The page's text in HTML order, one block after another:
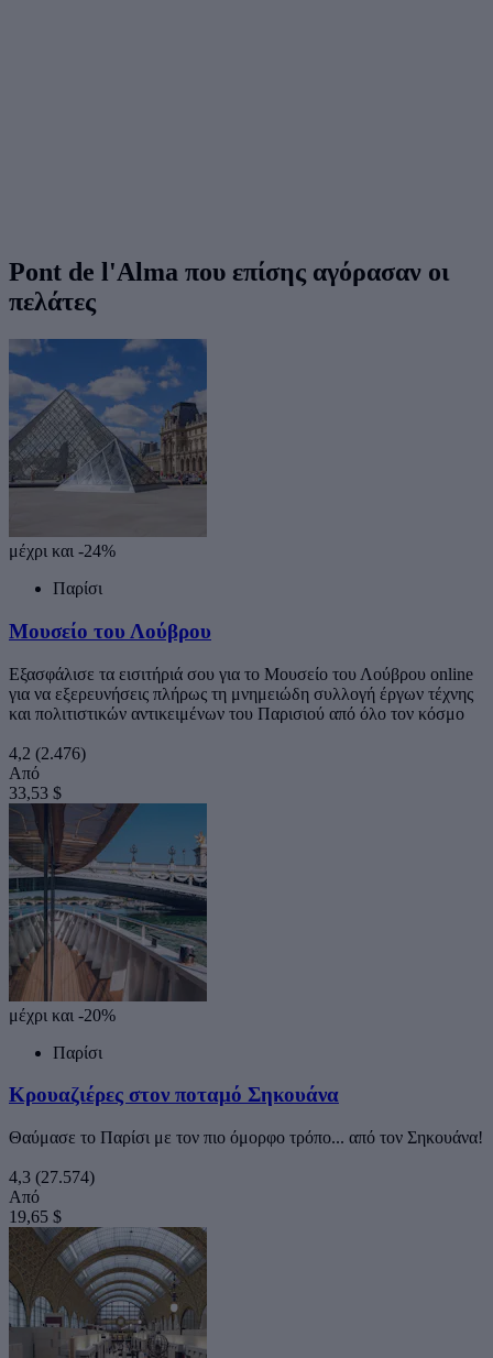
Pont de l'Alma που επίσης αγόρασαν οι
πελάτες
μέχρι και -24%
Παρίσι
Μουσείο του Λούβρου
Εξασφάλισε τα εισιτήριά σου για το Μουσείο του Λούβρου online
για να εξερευνήσεις πλήρως τη μνημειώδη συλλογή έργων τέχνης
και πολιτιστικών αντικειμένων του Παρισιού από όλο τον κόσμο
4,2 (2.476)
Από
33,53 $
μέχρι και -20%
Παρίσι
Κρουαζιέρες στον ποταμό Σηκουάνα
Θαύμασε το Παρίσι με τον πιο όμορφο τρόπο... από τον Σηκουάνα!
4,3 (27.574)
Από
19,65 $